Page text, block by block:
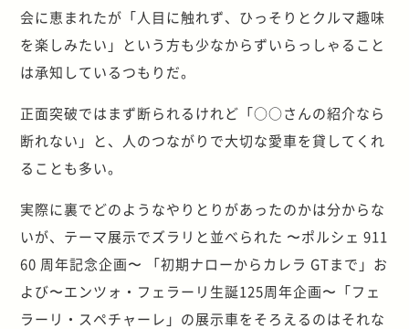
会に恵まれたが「人目に触れず、ひっそりとクルマ趣味
を楽しみたい」という方も少なからずいらっしゃること
は承知しているつもりだ。
正面突破ではまず断られるけれど「○○さんの紹介なら
断れない」と、人のつながりで大切な愛車を貸してくれ
ることも多い。
実際に裏でどのようなやりとりがあったのかは分からな
いが、テーマ展示でズラリと並べられた 〜ポルシェ 911
60 周年記念企画〜 「初期ナローからカレラ GTまで」お
よび〜エンツォ・フェラーリ生誕125周年企画〜「フェ
ラーリ・スペチャーレ」の展示車をそろえるのはそれな